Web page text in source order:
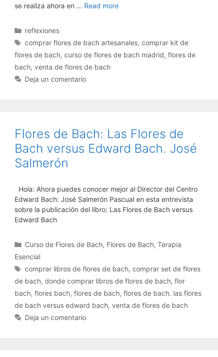
se realiza ahora en … Read more
Categorías
reflexiones
Etiquetas
comprar flores de bach artesanales,comprar kit de
flores de bach, curso de flores de bach madrid, flores de
bach, venta de flores de bach
Deja un comentario
Flores de Bach: Las Flores de
Bach versus Edward Bach. José
Salmerón
Hola: Ahora puedes conocer mejor al Director del Centro
Edward Bach: José Salmerón Pascual en esta entrevista
sobre la publicación del libro: Las Flores de Bach versus
Edward Bach
Categorías
Curso de Flores de Bach, Flores de Bach,Terapia
Esencial
Etiquetas
comprar libros de flores de bach,comprar set de flores
de bach, donde comprar libros de flores de bach, flor
bach, flores bach, flores de bach, flores de bach. las flores
de bach versus edward bach, venta de flores de bach
Deja un comentario